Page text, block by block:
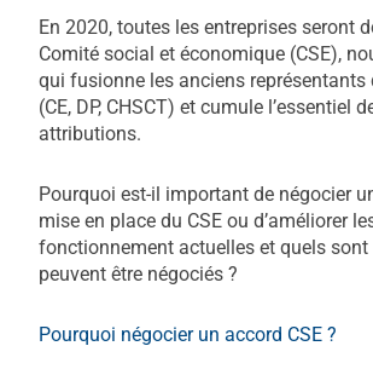
En 2020, toutes les entreprises seront
Comité social et économique (CSE),
qui fusionne les anciens représentants
(CE, DP, CHSCT) et cumule l’essentiel
attributions.
Pourquoi est-il important de négocier
mise en place du CSE ou d’améliorer
fonctionnement actuelles et quels sont
peuvent être négociés ?
Pourquoi négocier un accord CSE ?